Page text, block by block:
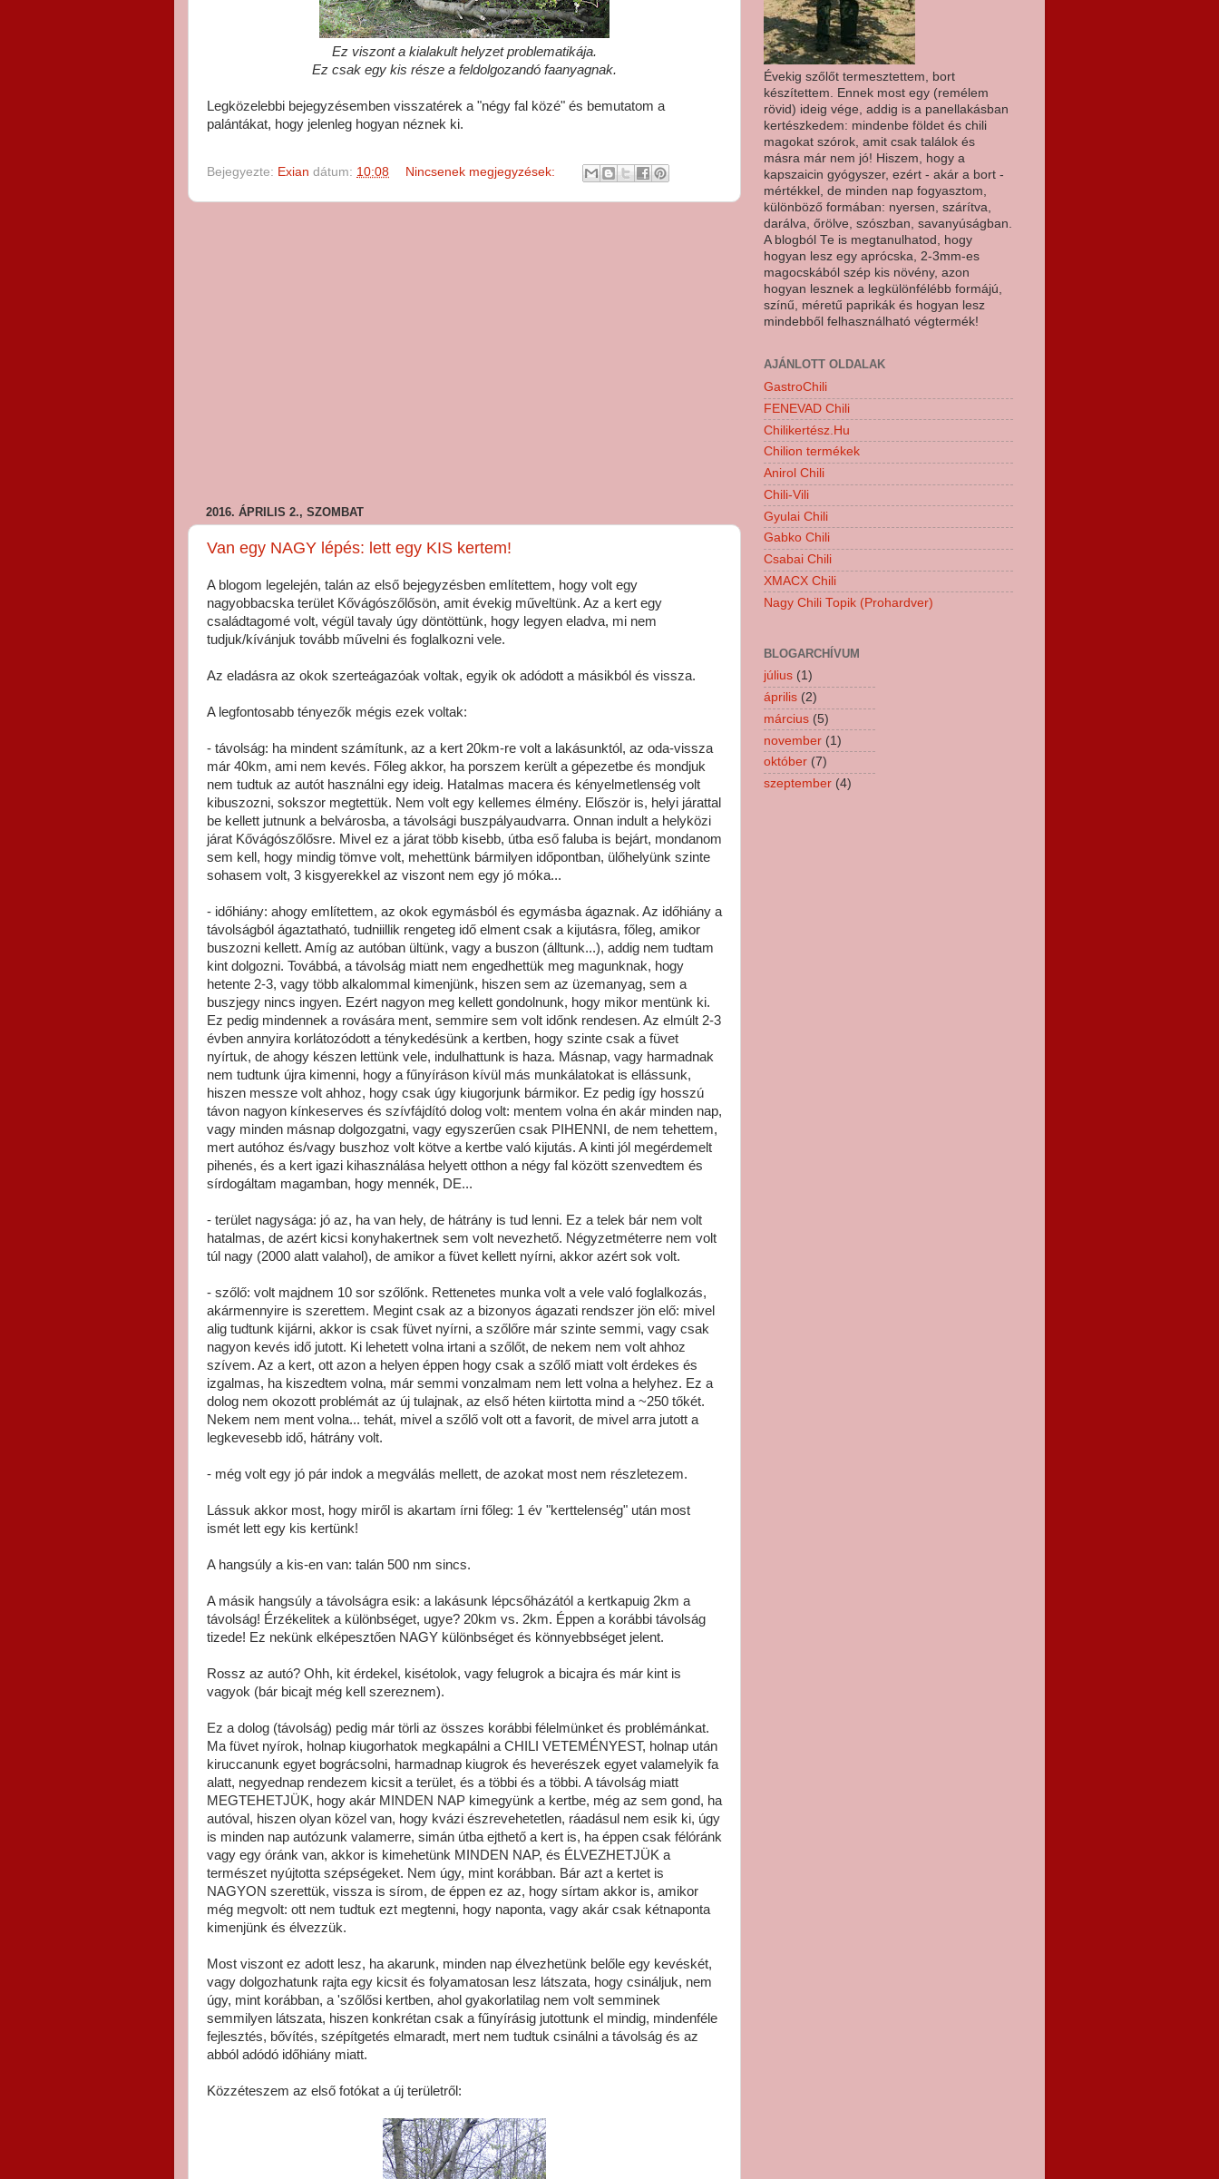
Ez viszont a kialakult helyzet problematikája.
Ez csak egy kis része a feldolgozandó faanyagnak.
Legközelebbi bejegyzésemben visszatérek a "négy fal közé" és bemutatom a
palántákat, hogy jelenleg hogyan néznek ki.
Bejegyezte: Exian dátum: 10:08 Nincsenek megjegyzések:
2016. ÁPRILIS 2., SZOMBAT
Van egy NAGY lépés: lett egy KIS kertem!
A blogom legelején, talán az első bejegyzésben említettem, hogy volt egy
nagyobbacska terület Kővágószőlősön, amit évekig műveltünk. Az a kert egy
családtagomé volt, végül tavaly úgy döntöttünk, hogy legyen eladva, mi nem
tudjuk/kívánjuk tovább művelni és foglalkozni vele.
Az eladásra az okok szerteágazóak voltak, egyik ok adódott a másikból és vissza.
A legfontosabb tényezők mégis ezek voltak:
- távolság: ha mindent számítunk, az a kert 20km-re volt a lakásunktól, az oda-vissza
már 40km, ami nem kevés. Főleg akkor, ha porszem került a gépezetbe és mondjuk
nem tudtuk az autót használni egy ideig. Hatalmas macera és kényelmetlenség volt
kibuszozni, sokszor megtettük. Nem volt egy kellemes élmény. Először is, helyi járattal
be kellett jutnunk a belvárosba, a távolsági buszpályaudvarra. Onnan indult a helyközi
járat Kővágószőlősre. Mivel ez a járat több kisebb, útba eső faluba is bejárt, mondanom
sem kell, hogy mindig tömve volt, mehettünk bármilyen időpontban, ülőhelyünk szinte
sohasem volt, 3 kisgyerekkel az viszont nem egy jó móka...
- időhiány: ahogy említettem, az okok egymásból és egymásba ágaznak. Az időhiány a
távolságból ágaztatható, tudniillik rengeteg idő elment csak a kijutásra, főleg, amikor
buszozni kellett. Amíg az autóban ültünk, vagy a buszon (álltunk...), addig nem tudtam
kint dolgozni. Továbbá, a távolság miatt nem engedhettük meg magunknak, hogy
hetente 2-3, vagy több alkalommal kimenjünk, hiszen sem az üzemanyag, sem a
buszjegy nincs ingyen. Ezért nagyon meg kellett gondolnunk, hogy mikor mentünk ki.
Ez pedig mindennek a rovására ment, semmire sem volt időnk rendesen. Az elmúlt 2-3
évben annyira korlátozódott a ténykedésünk a kertben, hogy szinte csak a füvet
nyírtuk, de ahogy készen lettünk vele, indulhattunk is haza. Másnap, vagy harmadnak
nem tudtunk újra kimenni, hogy a fűnyíráson kívül más munkálatokat is ellássunk,
hiszen messze volt ahhoz, hogy csak úgy kiugorjunk bármikor. Ez pedig így hosszú
távon nagyon kínkeserves és szívfájdító dolog volt: mentem volna én akár minden nap,
vagy minden másnap dolgozgatni, vagy egyszerűen csak PIHENNI, de nem tehettem,
mert autóhoz és/vagy buszhoz volt kötve a kertbe való kijutás. A kinti jól megérdemelt
pihenés, és a kert igazi kihasználása helyett otthon a négy fal között szenvedtem és
sírdogáltam magamban, hogy mennék, DE...
- terület nagysága: jó az, ha van hely, de hátrány is tud lenni. Ez a telek bár nem volt
hatalmas, de azért kicsi konyhakertnek sem volt nevezhető. Négyzetméterre nem volt
túl nagy (2000 alatt valahol), de amikor a füvet kellett nyírni, akkor azért sok volt.
- szőlő: volt majdnem 10 sor szőlőnk. Rettenetes munka volt a vele való foglalkozás,
akármennyire is szerettem. Megint csak az a bizonyos ágazati rendszer jön elő: mivel
alig tudtunk kijárni, akkor is csak füvet nyírni, a szőlőre már szinte semmi, vagy csak
nagyon kevés idő jutott. Ki lehetett volna irtani a szőlőt, de nekem nem volt ahhoz
szívem. Az a kert, ott azon a helyen éppen hogy csak a szőlő miatt volt érdekes és
izgalmas, ha kiszedtem volna, már semmi vonzalmam nem lett volna a helyhez. Ez a
dolog nem okozott problémát az új tulajnak, az első héten kiirtotta mind a ~250 tőkét.
Nekem nem ment volna... tehát, mivel a szőlő volt ott a favorit, de mivel arra jutott a
legkevesebb idő, hátrány volt.
- még volt egy jó pár indok a megválás mellett, de azokat most nem részletezem.
Lássuk akkor most, hogy miről is akartam írni főleg: 1 év "kerttelenség" után most
ismét lett egy kis kertünk!
A hangsúly a kis-en van: talán 500 nm sincs.
A másik hangsúly a távolságra esik: a lakásunk lépcsőházától a kertkapuig 2km a
távolság! Érzékelitek a különbséget, ugye? 20km vs. 2km. Éppen a korábbi távolság
tizede! Ez nekünk elképesztően NAGY különbséget és könnyebbséget jelent.
Rossz az autó? Ohh, kit érdekel, kisétolok, vagy felugrok a bicajra és már kint is
vagyok (bár bicajt még kell szereznem).
Ez a dolog (távolság) pedig már törli az összes korábbi félelmünket és problémánkat.
Ma füvet nyírok, holnap kiugorhatok megkapálni a CHILI VETEMÉNYEST, holnap után
kiruccanunk egyet bográcsolni, harmadnap kiugrok és heverészek egyet valamelyik fa
alatt, negyednap rendezem kicsit a terület, és a többi és a többi. A távolság miatt
MEGTEHETJÜK, hogy akár MINDEN NAP kimegyünk a kertbe, még az sem gond, ha
autóval, hiszen olyan közel van, hogy kvázi észrevehetetlen, ráadásul nem esik ki, úgy
is minden nap autózunk valamerre, simán útba ejthető a kert is, ha éppen csak félóránk
vagy egy óránk van, akkor is kimehetünk MINDEN NAP, és ÉLVEZHETJÜK a
természet nyújtotta szépségeket. Nem úgy, mint korábban. Bár azt a kertet is
NAGYON szerettük, vissza is sírom, de éppen ez az, hogy sírtam akkor is, amikor
még megvolt: ott nem tudtuk ezt megtenni, hogy naponta, vagy akár csak kétnaponta
kimenjünk és élvezzük.
Most viszont ez adott lesz, ha akarunk, minden nap élvezhetünk belőle egy kevéskét,
vagy dolgozhatunk rajta egy kicsit és folyamatosan lesz látszata, hogy csináljuk, nem
úgy, mint korábban, a 'szőlősi kertben, ahol gyakorlatilag nem volt semminek
semmilyen látszata, hiszen konkrétan csak a fűnyírásig jutottunk el mindig, mindenféle
fejlesztés, bővítés, szépítgetés elmaradt, mert nem tudtuk csinálni a távolság és az
abból adódó időhiány miatt.
Közzéteszem az első fotókat a új területről:
Évekig szőlőt termesztettem, bort
készítettem. Ennek most egy (remélem
rövid) ideig vége, addig is a panellakásban
kertészkedem: mindenbe földet és chili
magokat szórok, amit csak találok és
másra már nem jó! Hiszem, hogy a
kapszaicin gyógyszer, ezért - akár a bort -
mértékkel, de minden nap fogyasztom,
különböző formában: nyersen, szárítva,
darálva, őrölve, szószban, savanyúságban.
A blogból Te is megtanulhatod, hogy
hogyan lesz egy aprócska, 2-3mm-es
magocskából szép kis növény, azon
hogyan lesznek a legkülönfélébb formájú,
színű, méretű paprikák és hogyan lesz
mindebből felhasználható végtermék!
AJÁNLOTT OLDALAK
GastroChili
FENEVAD Chili
Chilikertész.Hu
Chilion termékek
Anirol Chili
Chili-Vili
Gyulai Chili
Gabko Chili
Csabai Chili
XMACX Chili
Nagy Chili Topik (Prohardver)
BLOGARCHÍVUM
július (1)
április (2)
március (5)
november (1)
október (7)
szeptember (4)